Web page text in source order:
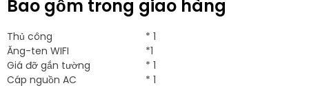
Bao gồm trong giao hàng
Thủ công
* 1
Ăng-ten WIFI
*1
Giá đỡ gắn tường
* 1
Cáp nguồn AC
* 1